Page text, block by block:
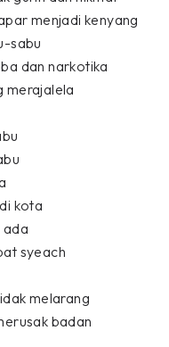
menjadi kenyang
sabu
dan narkotika
merajalela
kota
ada
syeach
melarang
badan